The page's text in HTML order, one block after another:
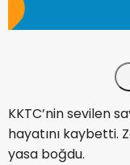
KKTC’nin sevilen
hayatını kaybetti.
yasa boğdu.